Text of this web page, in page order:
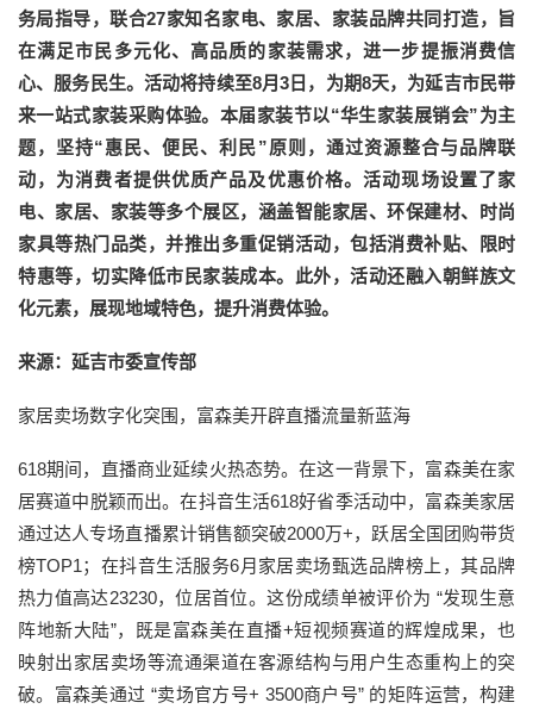
务局指导，联合27家知名家电、家居、家装品牌共同打造，旨
在满足市民多元化、高品质的家装需求，进一步提振消费信
心、服务民生。活动将持续至8月3日，为期8天，为延吉市民带
来一站式家装采购体验。本届家装节以“华生家装展销会”为主
题，坚持“惠民、便民、利民”原则，通过资源整合与品牌联
动，为消费者提供优质产品及优惠价格。活动现场设置了家
电、家居、家装等多个展区，涵盖智能家居、环保建材、时尚
家具等热门品类，并推出多重促销活动，包括消费补贴、限时
特惠等，切实降低市民家装成本。此外，活动还融入朝鲜族文
化元素，展现地域特色，提升消费体验。
来源：延吉市委宣传部
家居卖场数字化突围，富森美开辟直播流量新蓝海
618期间，直播商业延续火热态势。在这一背景下，富森美在家
居赛道中脱颖而出。在抖音生活618好省季活动中，富森美家居
通过达人专场直播累计销售额突破2000万+，跃居全国团购带货
榜TOP1；在抖音生活服务6月家居卖场甄选品牌榜上，其品牌
热力值高达23230，位居首位。这份成绩单被评价为 “发现生意
阵地新大陆”，既是富森美在直播+短视频赛道的辉煌成果，也
映射出家居卖场等流通渠道在客源结构与用户生态重构上的突
破。富森美通过 “卖场官方号+ 3500商户号” 的矩阵运营，构建